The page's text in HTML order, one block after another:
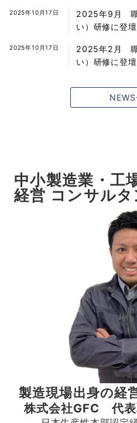
2025年10月17日
2025年9月 職
い）研修に登
2025年10月17日
2025年2月 職
い）研修に登
中小製造業・工
経営 コンサルタ
製造現場出身の経
株式会社GFC 代